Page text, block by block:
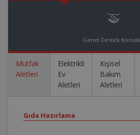
Genel Destek
Mutfak
Aletleri
Elektrikli
Ev
Aletleri
Kişisel
Bakım
Aletleri
Gıda Hazırlama